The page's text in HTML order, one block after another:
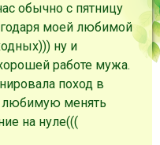
обычно с пятницу
моей любимой
ну и
работе мужа.
поход в
любимую менять
на нуле(((